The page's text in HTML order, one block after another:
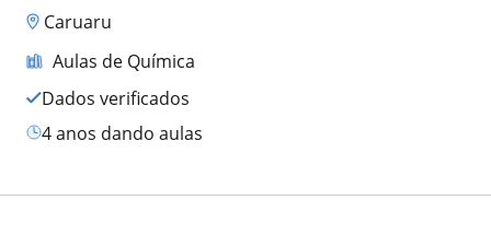
Caruaru
Aulas de Química
Dados verificados
4 anos dando aulas